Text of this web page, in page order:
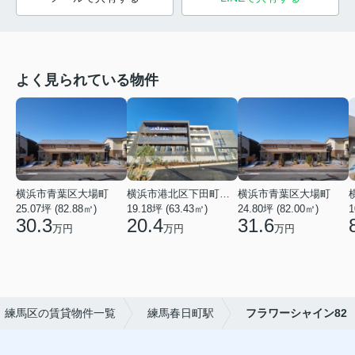
よく見られている物件
横浜市青葉区大場町
25.07坪 (82.88㎡)
30.3万円
19.18坪 (63.43㎡)
20.4万円
横浜市青葉区大場町
24.80坪 (82.00㎡)
31.6万円
練馬区の賃貸物件一覧 練馬春日町駅 フラワーシャイン82